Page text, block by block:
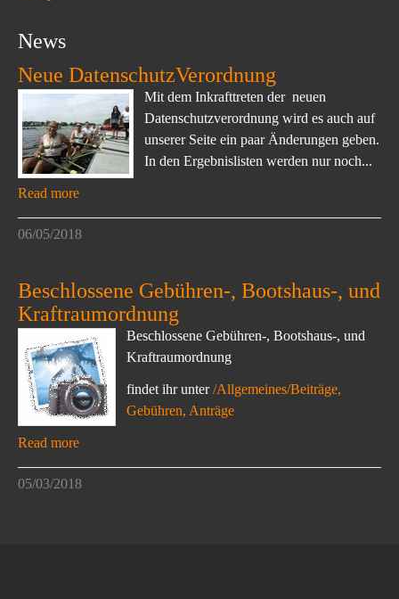
News
Neue DatenschutzVerordnung
Mit dem Inkrafttreten der neuen
Datenschutzverordnung wird es auch auf
unserer Seite ein paar Änderungen geben.
In den Ergebnislisten werden nur noch...
Read more
06/05/2018
Beschlossene Gebühren-, Bootshaus-, und
Kraftraumordnung
Beschlossene Gebühren-, Bootshaus-, und
Kraftraumordnung
findet ihr unter/Allgemeines/Beiträge,
Gebühren, Anträge
Read more
05/03/2018